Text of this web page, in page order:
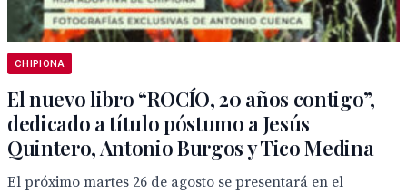
CHIPIONA
El nuevo libro “ROCÍO, 20 años contigo”,
dedicado a título póstumo a Jesús
Quintero, Antonio Burgos y Tico Medina
El próximo martes 26 de agosto se presentará en el